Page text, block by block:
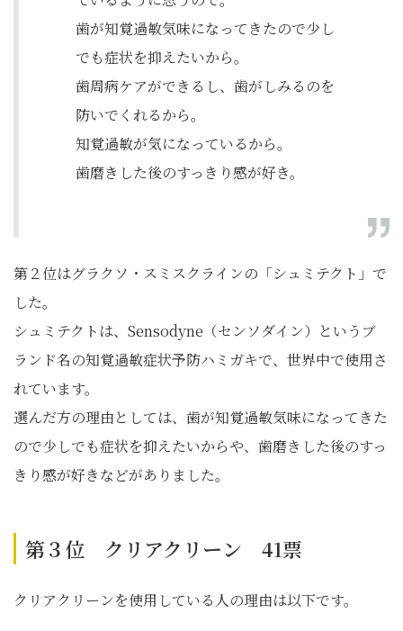
歯が知覚過敏気味になってきたので少し
でも症状を抑えたいから。
歯周病ケアができるし、歯がしみるのを
防いでくれるから。
知覚過敏が気になっているから。
歯磨きした後のすっきり感が好き。
第２位はグラクソ・スミスクラインの「シュミテクト」で
した。
シュミテクトは、Sensodyne（センソダイン）というブ
ランド名の知覚過敏症状予防ハミガキで、世界中で使用さ
れています。
選んだ方の理由としては、歯が知覚過敏気味になってきた
ので少しでも症状を抑えたいからや、歯磨きした後のすっ
きり感が好きなどがありました。
第３位 クリアクリーン 41票
クリアクリーンを使用している人の理由は以下です。